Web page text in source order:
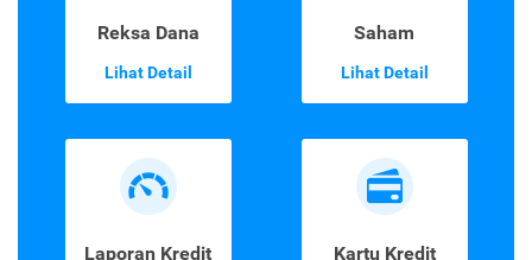
Reksa Dana
Lihat Detail
Saham
Lihat Detail
Laporan Kredit Kartu Kredit